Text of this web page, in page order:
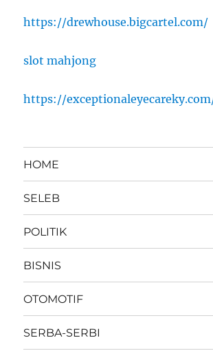
https://drewhouse.bigcartel.com/
slot mahjong
https://
HOME
SELEB
POLITIK
BISNIS
OTOMOTIF
SERBA-SERBI